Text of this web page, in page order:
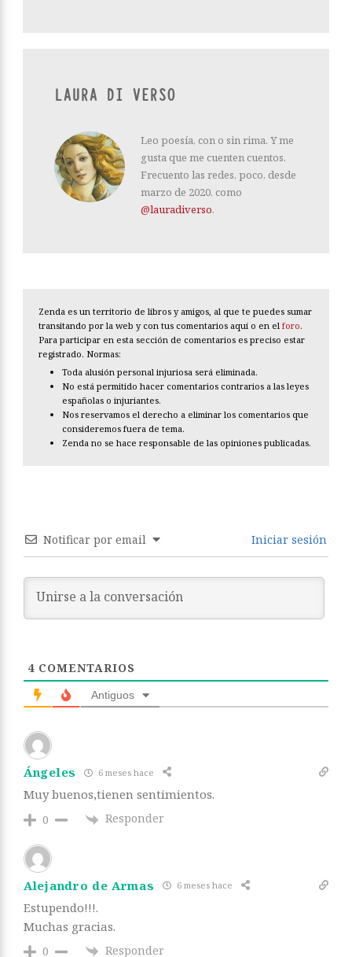
LAURA DI VERSO
Leo poesía, con o sin rima. Y me
gusta que me cuenten cuentos.
Frecuento las redes, poco, desde
marzo de 2020, como
@lauradiverso.
Zenda es un territorio de libros y amigos, al que te puedes sumar
transitando por la web y con tus comentarios aquí o en el foro.
Para participar en esta sección de comentarios es preciso estar
registrado. Normas:
Toda alusión personal injuriosa será eliminada.
No está permitido hacer comentarios contrarios a las leyes
españolas o injuriantes.
Nos reservamos el derecho a eliminar los comentarios que
consideremos fuera de tema.
Zenda no se hace responsable de las opiniones publicadas.
Notificar por email Iniciar sesión
4 COMENTARIOS
Antiguos
Ángeles 6 meses hace
Muy buenos,tienen sentimientos.
0 Responder
Alejandro de Armas 6 meses hace
Estupendo!!!.
Muchas gracias.
0 Responder